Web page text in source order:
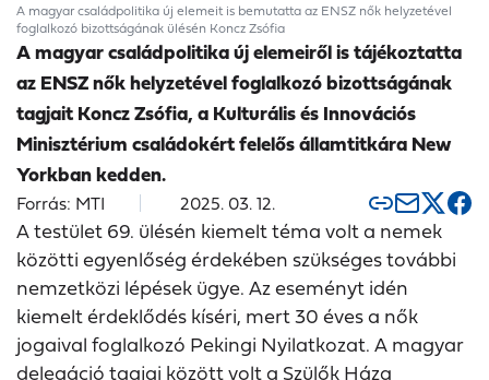
A magyar családpolitika új elemeit is bemutatta az ENSZ nők helyzetével
foglalkozó bizottságának ülésén Koncz Zsófia
A magyar családpolitika új elemeiről is tájékoztatta
az ENSZ nők helyzetével foglalkozó bizottságának
tagjait Koncz Zsófia, a Kulturális és Innovációs
Minisztérium családokért felelős államtitkára New
Yorkban kedden.
Forrás: MTI 2025. 03. 12.
A testület 69. ülésén kiemelt téma volt a nemek
közötti egyenlőség érdekében szükséges további
nemzetközi lépések ügye. Az eseményt idén
kiemelt érdeklődés kíséri, mert 30 éves a nők
jogaival foglalkozó Pekingi Nyilatkozat. A magyar
delegáció tagjai között volt a Szülők Háza